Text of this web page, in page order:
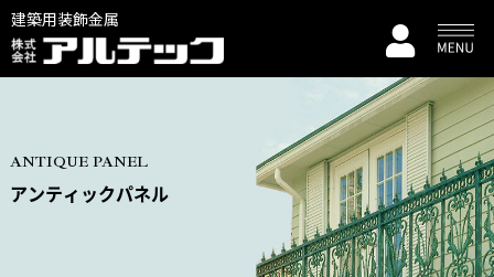
建築用装飾金属
ANTIQUE PANEL
アンティックパネル